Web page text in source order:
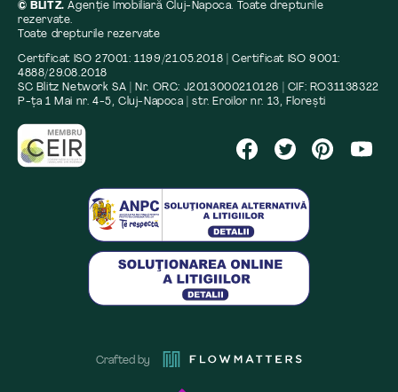
© BLITZ.Agenție Imobiliară Cluj-Napoca. Toate drepturile
rezervate.
Toate drepturile rezervate
Certificat ISO 27001: 1199/21.05.2018 | Certificat ISO 9001:
4888/29.08.2018
SC Blitz Network SA | Nr. ORC: J2013000210126 | CIF: RO31138322
P-ța 1 Mai nr. 4-5, Cluj-Napoca | str. Eroilor nr. 13, Florești
Crafted by